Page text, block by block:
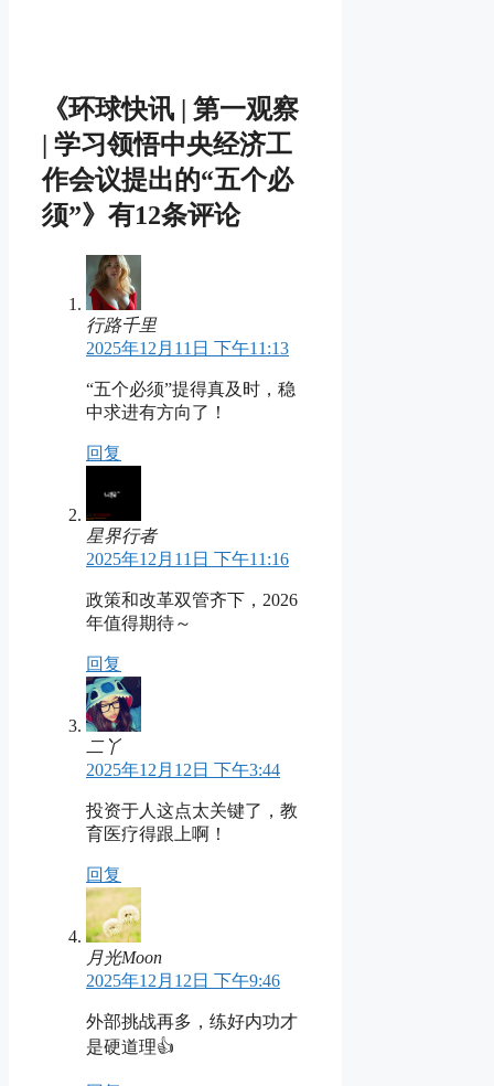
《环球快讯 | 第一观察
| 学习领悟中央经济工
作会议提出的“五个必
须”》有12条评论
行路千里
2025年12月11日 下午11:13
“五个必须”提得真及时，稳
中求进有方向了！
回复
星界行者
2025年12月11日 下午11:16
政策和改革双管齐下，2026
年值得期待～
回复
二丫
2025年12月12日 下午3:44
投资于人这点太关键了，教
育医疗得跟上啊！
回复
月光Moon
2025年12月12日 下午9:46
外部挑战再多，练好内功才
是硬道理👍